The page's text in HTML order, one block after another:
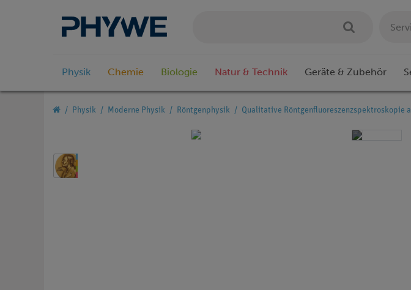
Physik Chemie Biologie Natur & Technik Geräte & Zubehör
Physik Moderne Physik Röntgenphysik Qualitative Röntgenfluoreszenzspektroskopie